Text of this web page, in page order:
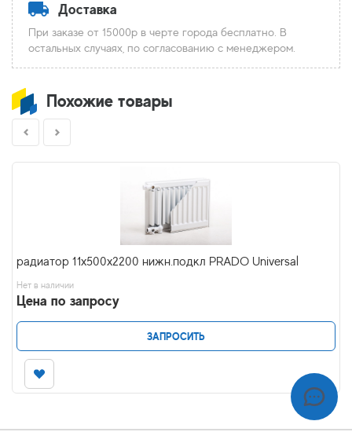
Доставка
При заказе от 15000р в черте города бесплатно. В
остальных случаях, по согласованию с менеджером.
Похожие товары
радиатор 11x500х2200 нижн.подкл PRADO Universal
Нет в наличии
Цена по запросу
ЗАПРОСИТЬ